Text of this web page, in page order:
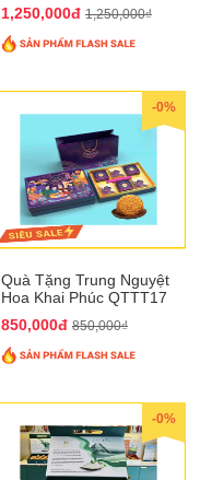
1,250,000đ 1,250,000₫
-0%
Quà Tặng Trung Nguyệt
Hoa Khai Phúc QTTT17
850,000đ 850,000₫
-0%